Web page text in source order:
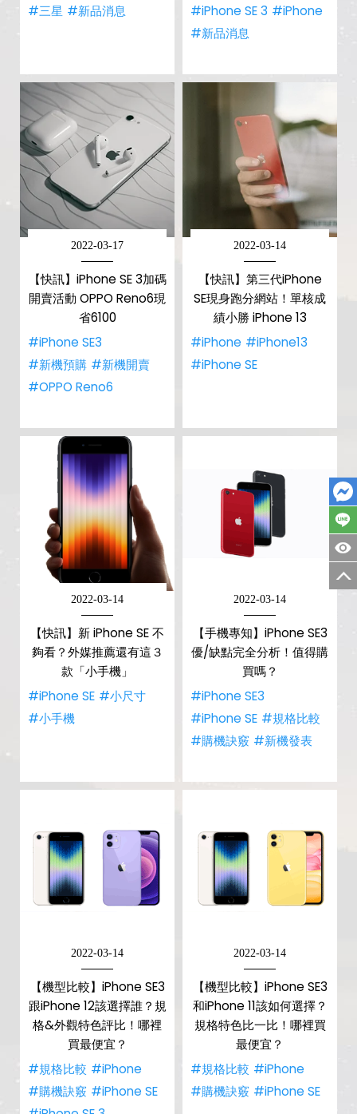
#三星 #新品消息
#iPhone SE 3 #iPhone
#新品消息
2022-03-17
【快訊】iPhone SE 3加碼
開賣活動 OPPO Reno6現
省6100
#iPhone SE3
#新機預購 #新機開賣
#OPPO Reno6
2022-03-14
【快訊】第三代iPhone
SE現身跑分網站！單核成
績小勝 iPhone 13
#iPhone #iPhone13
#iPhone SE
2022-03-14
【快訊】新 iPhone SE 不
夠看？外媒推薦還有這３
款「小手機」
#iPhone SE #小尺寸
#小手機
2022-03-14
【手機專知】iPhone SE3
優/缺點完全分析！值得購
買嗎？
#iPhone SE3
#iPhone SE #規格比較
#購機訣竅 #新機發表
2022-03-14
【機型比較】iPhone SE3
跟iPhone 12該選擇誰？規
格&外觀特色評比！哪裡
買最便宜？
#規格比較 #iPhone
#購機訣竅 #iPhone SE
2022-03-14
【機型比較】iPhone SE3
和iPhone 11該如何選擇？
規格特色比一比！哪裡買
最便宜？
#規格比較 #iPhone
#購機訣竅 #iPhone SE